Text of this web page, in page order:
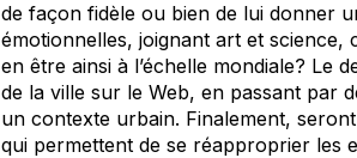
de façon fidèle ou bien de lui donner
émotionnelles, joignant art et science,
en être ainsi à l’échelle mondiale? Le
de la ville sur le Web, en passant par
un contexte urbain. Finalement,
qui permettent de se réapproprier les